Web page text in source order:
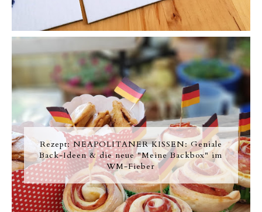
Rezept: NEAPOLITANER KISSEN: Geniale
Back-Ideen & die neue "Meine Backbox" im
WM-Fieber